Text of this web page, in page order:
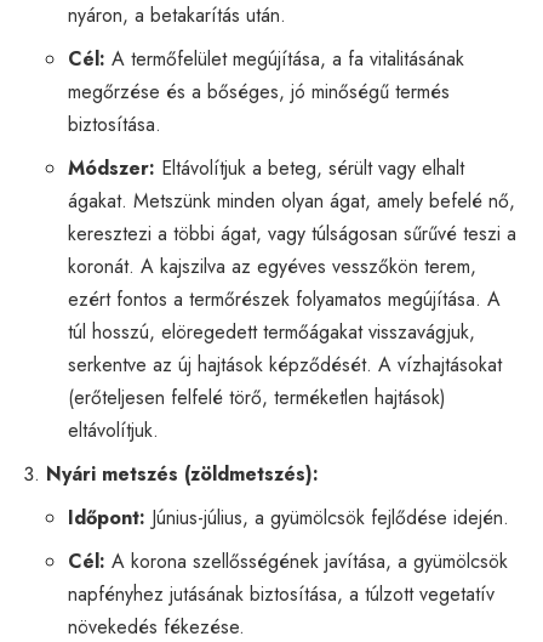
nyáron, a betakarítás után.
Cél: A termőfelület megújítása, a fa vitalitásának
megőrzése és a bőséges, jó minőségű termés
biztosítása.
Módszer: Eltávolítjuk a beteg, sérült vagy elhalt
ágakat. Metszünk minden olyan ágat, amely befelé nő,
keresztezi a többi ágat, vagy túlságosan sűrűvé teszi a
koronát. A kajszilva az egyéves vesszőkön terem,
ezért fontos a termőrészek folyamatos megújítása. A
túl hosszú, elöregedett termőágakat visszavágjuk,
serkentve az új hajtások képződését. A vízhajtásokat
(erőteljesen felfelé törő, terméketlen hajtások)
eltávolítjuk.
Nyári metszés (zöldmetszés):
Időpont: Június-július, a gyümölcsök fejlődése idején.
Cél: A korona szellősségének javítása, a gyümölcsök
napfényhez jutásának biztosítása, a túlzott vegetatív
növekedés fékezése.